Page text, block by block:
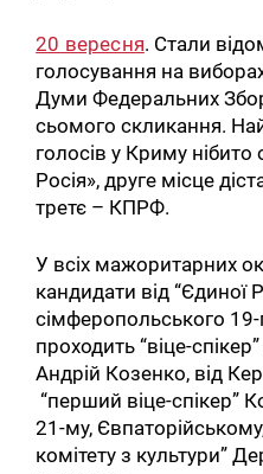
20 вересня. Стали
голосування на
Думи Федеральних
сьомого скликання.
голосів у Криму
Росія», друге місце
третє – КПРФ.
У всіх мажоритарних
кандидати від “Єдиної
сімферопольського
проходить “віце-
Андрій Козенко, від
“перший віце-спікер”
21-му,
комітету з культури”